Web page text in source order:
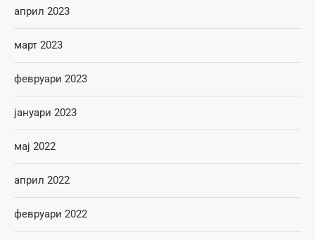
април 2023
март 2023
февруари 2023
јануари 2023
мај 2022
април 2022
февруари 2022